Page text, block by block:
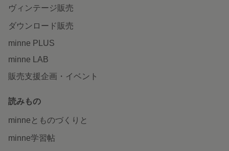
ヴィンテージ販売
ダウンロード販売
minne PLUS
minne LAB
販売支援企画・イベント
読みもの
minneとものづくりと
minne学習帖